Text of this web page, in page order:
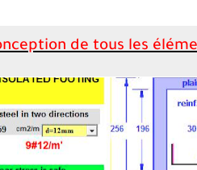
de tous les